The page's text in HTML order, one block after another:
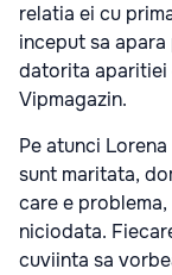
relatia ei cu
inceput sa
datorita
Vipmagazin.
Pe atunci
sunt maritata,
care e
niciodata.
cuviinta sa